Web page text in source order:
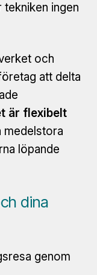
ingen
och
att delta
är flexibelt
löpande
dina
genom